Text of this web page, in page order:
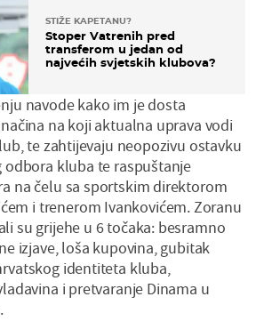
STIŽE KAPETANU?
Stoper Vatrenih pred
transferom u jedan od
najvećih svjetskih klubova?
navode kako im je dosta
na koji aktualna uprava vodi
te zahtijevaju neopozivu ostavku
odbora kluba te raspuštanje
na čelu sa sportskim direktorom
i trenerom Ivankovićem. Zoranu
su grijehe u 6 točaka: besramno
izjave, loša kupovina, gubitak
identiteta kluba,
i pretvaranje Dinama u